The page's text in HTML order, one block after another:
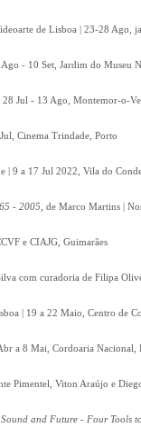
de Lisboa | 23-28 Ago,
- 10 Set, Jardim do Museu
Jul - 13 Ago, Montemor-o-
Cinema Trindade, Porto
| 9 a 17 Jul 2022, Vila do
- 2005 , de Marco Martins |
e CIAJG, Guimarães
com curadoria de Filipa
| 19 a 22 Maio, Centro de
a 8 Mai, Cordoaria Nacional,
Pimentel, Viton Araújo e
Sound and Future - Four Tools